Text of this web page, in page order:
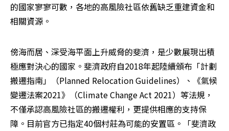
的國家寥寥可數，各地的高風險社區依舊缺乏重建資金和
相關資源。
傍海而居、深受海平面上升威脅的斐濟，是少數展現出積
極應對決心的國家。斐濟政府自2018年起陸續頒布「計劃
搬遷指南」（Planned Relocation Guidelines）、《氣候
變遷法案2021》（Climate Change Act 2021）等法規，
不僅承認高風險社區的搬遷權利，更提供相應的支持保
障。目前官方已指定40個村莊為可能的安置區。「斐濟政